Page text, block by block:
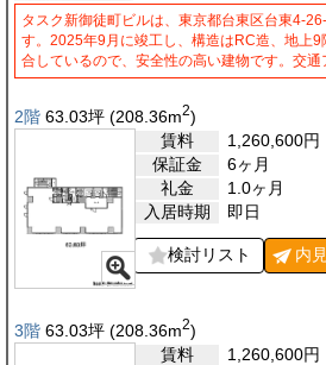
タスク新御徒町ビルは、東京都台東区台東4-
す。2025年9月に竣工し、構造はRC造、地上
合しているので、安全性の高い建物です。交
2階 63.03坪 (208.36m2)
賃料
1,260,600円
保証金
6ヶ月
礼金
1.0ヶ月
入居時期
即日
検討リスト 内
3階 63.03坪 (208.36m2)
賃料
1,260,600円